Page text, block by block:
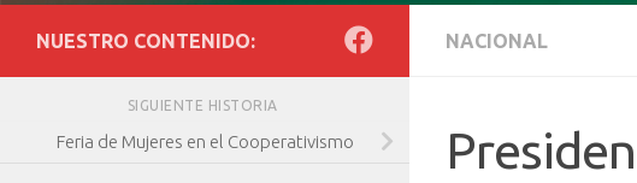
NACIONAL
NUESTRO CONTENIDO:
SIGUIENTE HISTORIA
Feria de Mujeres en el Cooperativismo